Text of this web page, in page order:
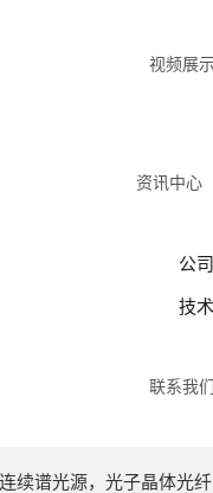
视频展
资讯中心
公
技
联系我们
续谱光源，光子晶体光纤